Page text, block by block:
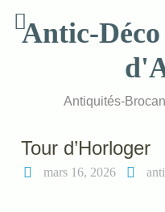
contentAntic-
Antiquités-
Tour d’Horloger
mars 16, 2026